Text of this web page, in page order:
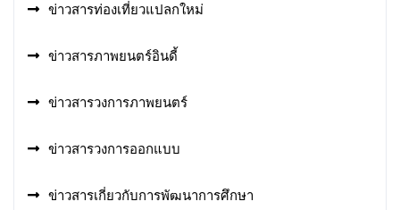
ข่าวสารท่องเที่ยวแปลกใหม่
ข่าวสารภาพยนตร์อินดี้
ข่าวสารวงการภาพยนตร์
ข่าวสารวงการออกแบบ
ข่าวสารเกี่ยวกับการพัฒนาการศึกษา